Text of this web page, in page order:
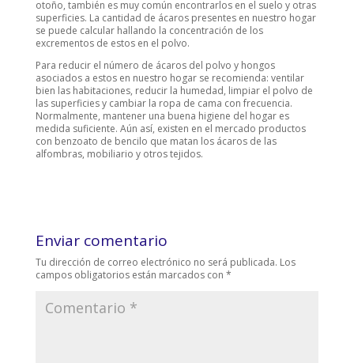
otoño, también es muy común encontrarlos en el suelo y otras
superficies. La cantidad de ácaros presentes en nuestro hogar
se puede calcular hallando la concentración de los
excrementos de estos en el polvo.
Para reducir el número de ácaros del polvo y hongos
asociados a estos en nuestro hogar se recomienda: ventilar
bien las habitaciones, reducir la humedad, limpiar el polvo de
las superficies y cambiar la ropa de cama con frecuencia.
Normalmente, mantener una buena higiene del hogar es
medida suficiente. Aún así, existen en el mercado productos
con benzoato de bencilo que matan los ácaros de las
alfombras, mobiliario y otros tejidos.
Enviar comentario
Tu dirección de correo electrónico no será publicada. Los
campos obligatorios están marcados con *